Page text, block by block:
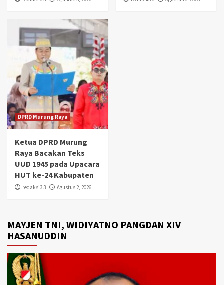
DPRD Murung Raya
Ketua DPRD Murung
Raya Bacakan Teks
UUD 1945 pada Upacara
HUT ke-24 Kabupaten
redaksi3 3 Agustus 2, 2026
MAYJEN TNI, WIDIYATNO PANGDAN XIV
HASANUDDIN